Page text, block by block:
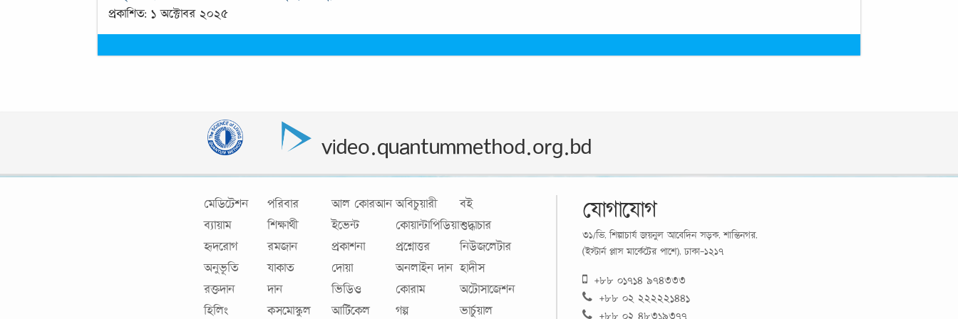
প্রকাশিত: ১ অক্টোবর ২০২৫
video.quantummethod.org.bd
মেডিটেশন
ব্যায়াম
হৃদরোগ
অনুভূতি
রক্তদান
হিলিং
পরিবার
শিক্ষার্থী
রমজান
যাকাত
দান
কসমোস্কুল
আল কোরআন
ইভেন্ট
প্রকাশনা
দোয়া
ভিডিও
আর্টিকেল
অবিচুয়ারী
কোয়ান্টাপিডিয়া
প্রশ্নোত্তর
অনলাইন দান
কোরাম
গল্প
বই
শুদ্ধাচার
নিউজলেটার
হাদীস
অটোসাজেশন
ভার্চুয়াল
যোগাযোগ
৩১/ভি, শিল্পাচার্য জয়নুল আবেদিন সড়ক, শান্তিনগর,
(ইস্টার্ন প্লাস মার্কেটের পাশে), ঢাকা-১২১৭
+৮৮ ০১৭১৪ ৯৭৪৩৩৩
+৮৮ ০২ ২২২২২১৪৪১
+৮৮ ০২ ৪৮৩১৯৩৭৭